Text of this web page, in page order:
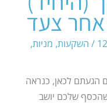
צעד
/ השקעות, מניות,
הגעתם לכאן, כנראה
שלכם יושב